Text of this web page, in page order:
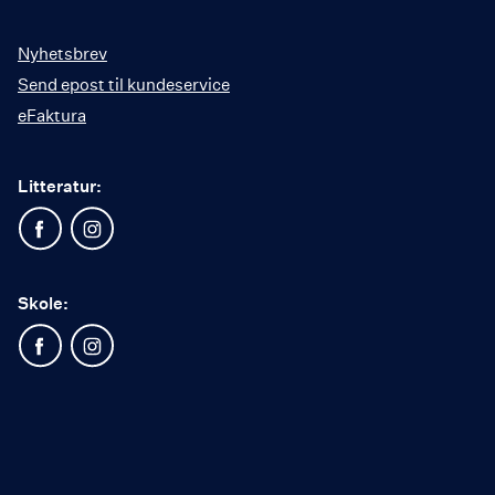
Nyhetsbrev
Send epost til kundeservice
eFaktura
Litteratur:
Skole: